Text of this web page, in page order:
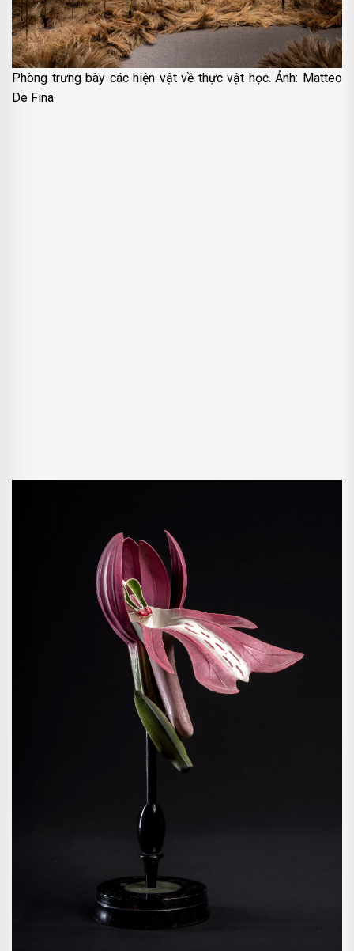
Phòng trưng bày các hiện vật về thực vật học. Ảnh: Matteo
De Fina